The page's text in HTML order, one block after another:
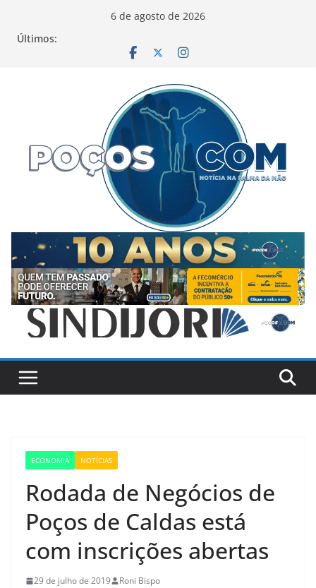
6 de agosto de 2026
Últimos:
ECONOMIA NOTÍCIAS
Rodada de Negócios de
Poços de Caldas está
com inscrições abertas
29 de julho de 2019 Roni Bispo